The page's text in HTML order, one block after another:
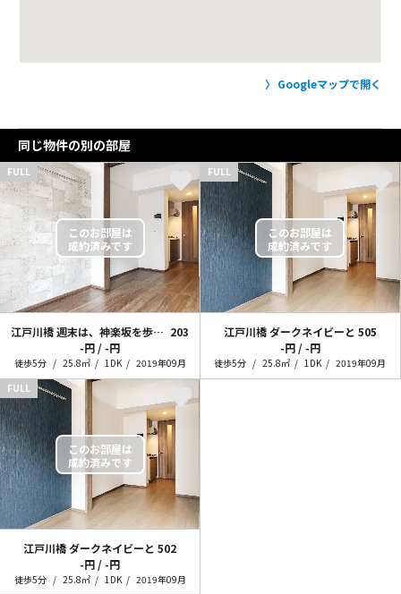
Googleマップで開く
同じ物件の別の部屋
FULL
江戸川橋 週末は、神楽坂を歩こう。 203
-円 / -円
徒歩5分 25.8㎡ 1DK 2019年09月
FULL
江戸川橋 ダークネイビーと 505
-円 / -円
徒歩5分 25.8㎡ 1DK
2019年09月
FULL
江戸川橋 ダークネイビーと 502
-円 / -円
徒歩5分 25.8㎡ 1DK 2019年09月